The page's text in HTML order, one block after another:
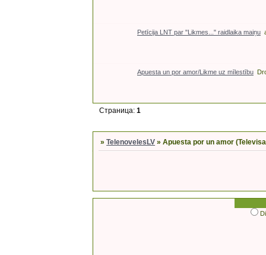
Petīcija LNT par "Likmes..." raidlaika maiņu
Apuesta un por amor/Likme uz mīlestību
Страница:1
»TelenovelesLV »Apuesta por un amor